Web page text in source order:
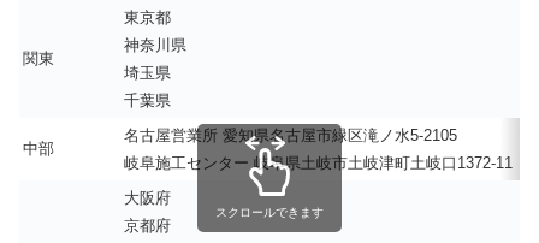
関東
東京都
神奈川県
埼玉県
千葉県
中部
名古屋営業所 愛知県名古屋市緑区滝ノ水5-2105
岐阜施工センター 岐阜県土岐市土岐津町土岐口1372-11
大阪府
京都府
スクロールできます